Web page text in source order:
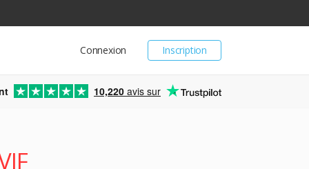
Inscription
Connexion
10,220 avis sur